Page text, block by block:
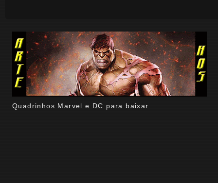
Quadrinhos Marvel e DC para baixar.